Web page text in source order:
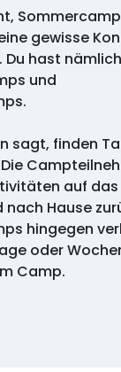
gewisse
hast
und
sagt, finden
auf das
Hause
hingegen
oder
Camp.